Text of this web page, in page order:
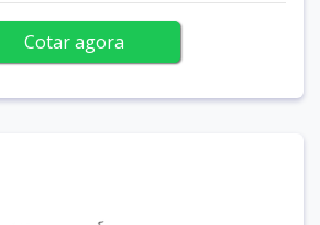
Cotar agora